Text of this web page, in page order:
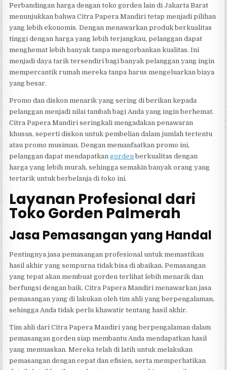
Perbandingan harga dengan toko gorden lain di Jakarta Barat
menunjukkan bahwa Citra Papera Mandiri tetap menjadi pilihan
yang lebih ekonomis. Dengan menawarkan produk berkualitas
tinggi dengan harga yang lebih terjangkau, pelanggan dapat
menghemat lebih banyak tanpa mengorbankan kualitas. Ini
menjadi daya tarik tersendiri bagi banyak pelanggan yang ingin
mempercantik rumah mereka tanpa harus mengeluarkan biaya
yang besar.
Promo dan diskon menarik yang sering di berikan kepada
pelanggan menjadi nilai tambah bagi Anda yang ingin berhemat.
Citra Papera Mandiri seringkali mengadakan penawaran
khusus, seperti diskon untuk pembelian dalam jumlah tertentu
atau promo musiman. Dengan memanfaatkan promo ini,
pelanggan dapat mendapatkangorden berkualitas dengan
harga yang lebih murah, sehingga semakin banyak orang yang
tertarik untuk berbelanja di toko ini.
Layanan Profesional dari
Toko Gorden Palmerah
Jasa Pemasangan yang Handal
Pentingnya jasa pemasangan profesional untuk memastikan
hasil akhir yang sempurna tidak bisa di abaikan. Pemasangan
yang tepat akan membuat gorden terlihat lebih menarik dan
berfungsi dengan baik. Citra Papera Mandiri menawarkan jasa
pemasangan yang di lakukan oleh tim ahli yang berpengalaman,
sehingga Anda tidak perlu khawatir tentang hasil akhir.
Tim ahli dari Citra Papera Mandiri yang berpengalaman dalam
pemasangan gorden siap membantu Anda mendapatkan hasil
yang memuaskan. Mereka telah di latih untuk melakukan
pemasangan dengan cepat dan efisien, serta memperhatikan